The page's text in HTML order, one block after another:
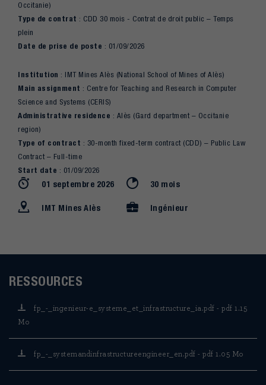
Occitanie)
Type de contrat : CDD 30 mois - Contrat de droit public – Temps
plein
Date de prise de poste : 01/09/2026
Institution : IMT Mines Alès (National School of Mines of Alès)
Main assignment : Centre for Teaching and Research in Computer
Science and Systems (CERIS)
Administrative residence : Alès (Gard department – Occitanie
region)
Type of contract : 30-month fixed-term contract (CDD) – Public Law
Contract – Full-time
Start date : 01/09/2026
01 septembre 2026
IMT Mines Alès
30 mois
Ingénieur
RESSOURCES
fp_-_ingenieur-e_systeme_et_infrastructure_ia.pdf - pdf 1.15
Mo
fp_-_systemandinfrastructureengineer_en.pdf - pdf 1.05 Mo